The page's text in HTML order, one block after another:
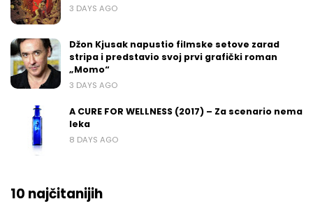
3 DAYS AGO
Džon Kjusak napustio filmske setove zarad
stripa i predstavio svoj prvi grafički roman
„Momo“
3 DAYS AGO
A CURE FOR WELLNESS (2017) – Za scenario nema
leka
8 DAYS AGO
10 najčitanijih